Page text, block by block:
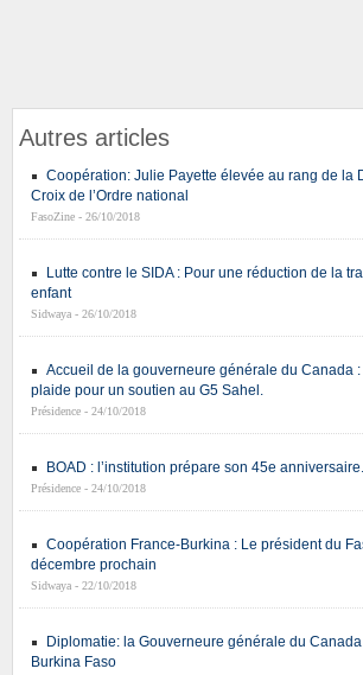
Autres articles
Coopération: Julie Payette élevée au rang de la
Croix de l’Ordre national
FasoZine - 26/10/2018
Lutte contre le SIDA : Pour une réduction de la
enfant
Sidwaya - 26/10/2018
Accueil de la gouverneure générale du Canada
plaide pour un soutien au G5 Sahel.
Présidence - 24/10/2018
BOAD : l’institution prépare son 45e anniversaire.
Présidence - 24/10/2018
Coopération France-Burkina : Le président du
décembre prochain
Sidwaya - 22/10/2018
Diplomatie: la Gouverneure générale du Canada
Burkina Faso